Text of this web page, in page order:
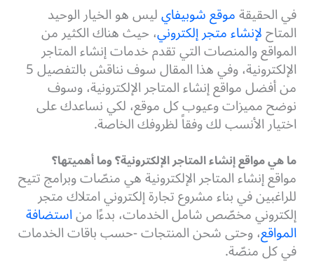
في الحقيقةموقع شوبيفايليس هو الخيار الوحيد
المتاحلإنشاء متجر إلكتروني، حيث هناك الكثير من
المواقع والمنصات التي تقدم خدمات إنشاء المتاجر
الإلكترونية، وفي هذا المقال سوف نناقش بالتفصيل 5
من أفضل مواقع إنشاء المتاجر الإلكترونية، وسوف
نوضح مميزات وعيوب كل موقع، لكي نساعدك على
اختيار الأنسب لك وفقاً لظروفك الخاصة.
ما هي مواقع إنشاء المتاجر الإلكترونية؟ وما أهميتها؟
مواقع إنشاء المتاجر الإلكترونية هي منصّات وبرامج تتيح
للراغبين في بناء مشروع تجارة إلكتروني امتلاك متجر
إلكتروني مخصّص شامل الخدمات، بدءًا مناستضافة
المواقع، وحتى شحن المنتجات -حسب باقات الخدمات
في كل منصّة.